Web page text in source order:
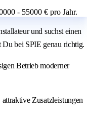
- 55000 € pro Jahr.
und suchst einen
Du bei SPIE genau richtig.
Betrieb moderner
Zusatzleistungen